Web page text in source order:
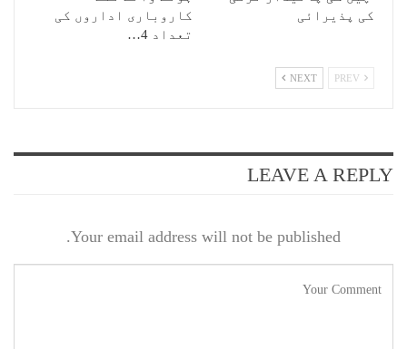
کی پذیرائی
کاروباری اداروں کی
تعداد 4…
NEXT
LEAVE A REPLY
Your email address will not be published.